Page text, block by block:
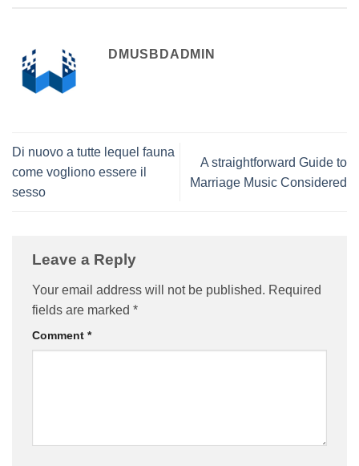
DMUSBDADMIN
Di nuovo a tutte lequel fauna
come vogliono essere il
sesso
A straightforward Guide to
Marriage Music Considered
Leave a Reply
Your email address will not be published. Required
fields are marked *
Comment *